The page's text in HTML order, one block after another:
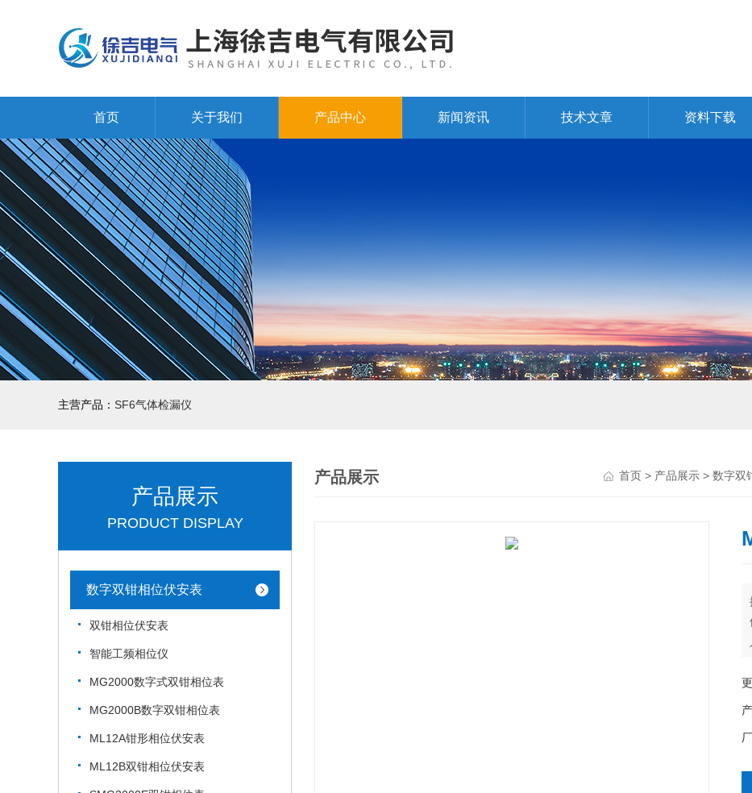
首页 关于我们 产品中心 新闻资讯 技术文章 资料下载
主营产品： SF6气体检漏仪
产品展示
PRODUCT DISPLAY
数字双钳相位伏安表
双钳相位伏安表
智能工频相位仪
MG2000数字式双钳相位表
MG2000B数字双钳相位表
ML12A钳形相位伏安表
ML12B双钳相位伏安表
产品展示 首页 > 产品展示 > 数字双